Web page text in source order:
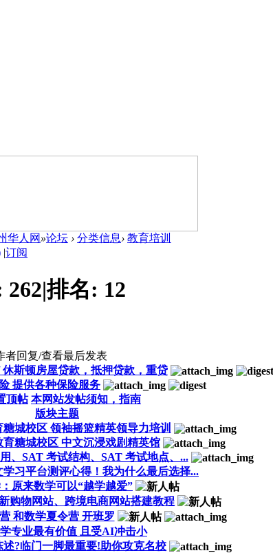
华人网 »论坛 › 分类信息› 教育培训
|订阅
262|排名: 12
者回复/查看最后发表
斯顿房屋贷款，抵押贷款，重贷
提供各种保险服务
顶帖 本网站发帖须知，指南
版块主题
城校区 领袖摇篮精英领导力培训
糖城校区 中文沉浸戏剧精英馆
、SAT 考试结构、SAT 考试地点、...
习平台测评心得！我为什么最后选择...
原来数学可以“越学越爱”
购物网站、跨境电商网站搭建教程
和数学夏令营 开班罗
专业最有价值 且受AI冲击小
?临门一脚最重要!助你攻克名校